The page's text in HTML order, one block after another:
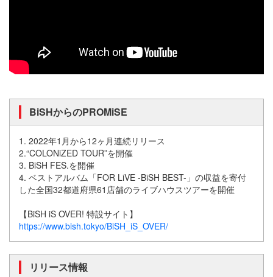
BiSHからのPROMiSE
1. 2022年1月から12ヶ月連続リリース
2.“COLONiZED TOUR”を開催
3. BiSH FES.を開催
4. ベストアルバム「FOR LiVE -BiSH BEST-」の収益を寄付
した全国32都道府県61店舗のライブハウスツアーを開催
【BiSH iS OVER! 特設サイト】
https://www.bish.tokyo/BiSH_iS_OVER/
リリース情報